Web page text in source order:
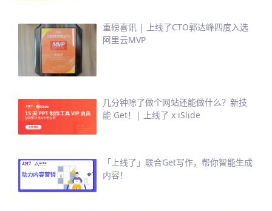
重磅喜讯 | 上线了CTO郭达峰四度入选
阿里云MVP
几分钟除了做个网站还能做什么？新技
能 Get！| 上线了 x iSlide
「上线了」联合Get写作，帮你智能生成
内容！